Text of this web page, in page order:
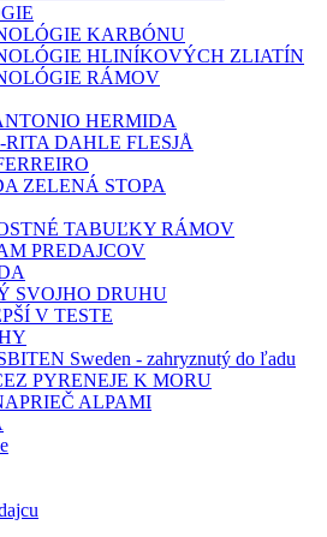
KARBÓNU
HLINÍKOVÝCH ZLIATÍN
RÁMOV
HERMIDA
RITA DAHLE FLESJÅ
ZELENÁ STOPA
TABUĽKY RÁMOV
PREDAJCOV
SVOJHO DRUHU
V TESTE
Sweden - zahryznutý do ľadu
PYRENEJE K MORU
ALPAMI